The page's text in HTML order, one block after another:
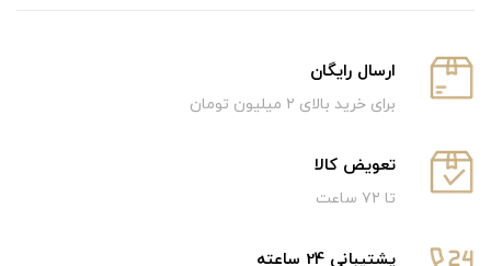
ارسال رایگان
برای خرید بالای ۲ میلیون تومان
تعویض کالا
تا ۷۲ ساعت
پشتیبانی 24 ساعته